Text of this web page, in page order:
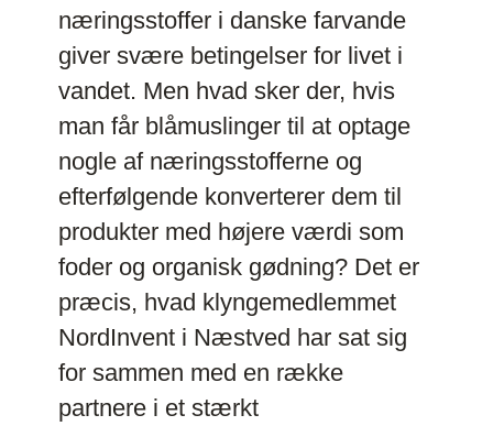
næringsstoffer i danske farvande
giver svære betingelser for livet i
vandet. Men hvad sker der, hvis
man får blåmuslinger til at optage
nogle af næringsstofferne og
efterfølgende konverterer dem til
produkter med højere værdi som
foder og organisk gødning? Det er
præcis, hvad klyngemedlemmet
NordInvent i Næstved har sat sig
for sammen med en række
partnere i et stærkt